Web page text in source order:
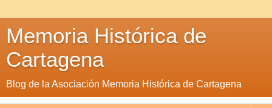
Memoria Histórica de
Cartagena
Blog de la Asociación Memoria Histórica de Cartagena